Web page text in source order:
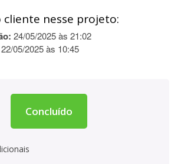
cliente nesse projeto:
24/05/2025 às 21:02
22/05/2025 às 10:45
Concluído